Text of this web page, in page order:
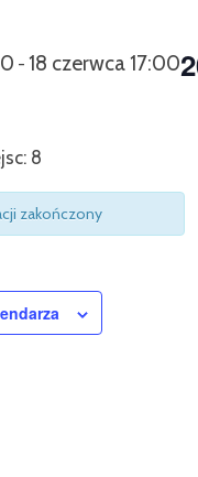
- 18 czerwca 17:00
8
zakończony